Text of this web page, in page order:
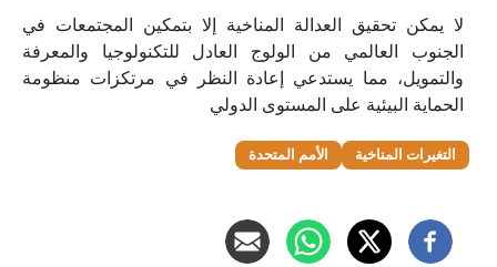
لا يمكن تحقيق العدالة المناخية إلا بتمكين المجتمعات في
الجنوب العالمي من الولوج العادل للتكنولوجيا والمعرفة
والتمويل، مما يستدعي إعادة النظر في مرتكزات منظومة
الحماية البيئية على المستوى الدولي
التغيرات المناخية الأمم المتحدة